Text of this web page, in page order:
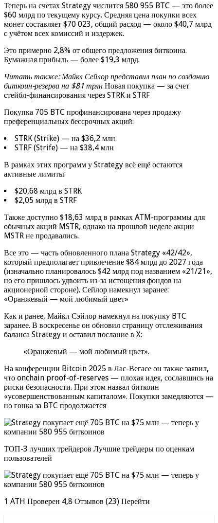
Теперь на счетах Strategy числится 580 955 BTC — это более
$60 млрд по текущему курсу. Средняя цена покупки всех
монет составляет $70 023, общий расход — около $40,7 млрд
с учётом всех комиссий и издержек.
Это примерно 2,8% от общего предложения биткоина.
Бумажная прибыль — более $19,3 млрд.
Читать также: Майкл Сейлор представил план по созданию
биткоин-резерва на $81 трлн Новая покупка — за счет
стейбл-финансирования через STRK и STRF
Покупка 705 BTC профинансирована через продажу
преференциальных бессрочных акций:
STRK (Strike) — на $36,2 млн
STRF (Strife) — на $38,4 млн
В рамках этих программ у Strategy всё ещё остаются
активные лимиты:
$20,68 млрд в STRK
$2,05 млрд в STRF
Также доступно $18,63 млрд в рамках ATM-программы для
обычных акций MSTR, однако на прошлой неделе акции
MSTR не продавались.
Все это — часть обновленного плана Strategy «42/42»,
который предполагает привлечение $84 млрд до 2027 года
(изначально планировалось $42 млрд под названием «21/21»,
но его пришлось удвоить из-за истощения фондов на
акционерной стороне). Сейлор намекнул заранее:
«Оранжевый — мой любимый цвет»
Как и ранее, Майкл Сэйлор намекнул на покупку BTC
заранее. В воскресенье он обновил страницу отслеживания
баланса Strategy и оставил послание в X:
«Оранжевый — мой любимый цвет».
На конференции Bitcoin 2025 в Лас-Вегасе он также заявил,
что onchain proof-of-reserves — плохая идея, сославшись на
риски безопасности. При этом назвал биткоин
«усовершенствованным капиталом». Покупки замедляются —
но гонка за BTC продолжается
ТОП-3 лучших трейдеров Лучшие трейдеры по оценкам
пользователей
1 ATH Проверен 4,8 Отзывов (23) Перейти